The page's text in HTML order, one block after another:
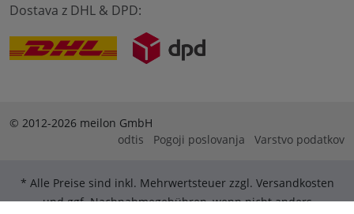
Dostava z DHL & DPD:
© 2012-2026 meilon GmbH
odtis
Pogoji poslovanja Varstvo podatkov
* Alle Preise sind inkl. Mehrwertsteuer zzgl. Versandkosten
und ggf. Nachnahmegebühren, wenn nicht anders